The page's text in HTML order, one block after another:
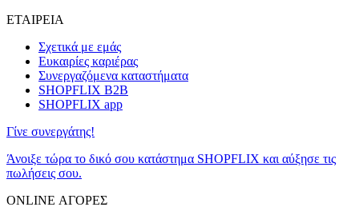
ΕΤΑΙΡΕΙΑ
Σχετικά με εμάς
Ευκαιρίες καριέρας
Συνεργαζόμενα καταστήματα
SHOPFLIX B2B
SHOPFLIX app
Γίνε συνεργάτης!
Άνοιξε τώρα το δικό σου κατάστημα SHOPFLIX και αύξησε τις
πωλήσεις σου.
ONLINE ΑΓΟΡΕΣ